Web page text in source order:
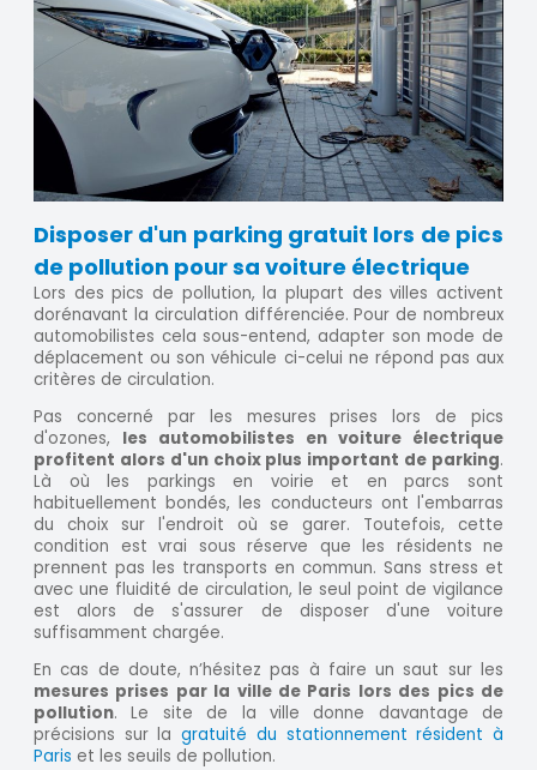
Disposer d'un parking gratuit lors de pics
de pollution pour sa voiture électrique
Lors des pics de pollution, la plupart des villes activent
dorénavant la circulation différenciée. Pour de nombreux
automobilistes cela sous-entend, adapter son mode de
déplacement ou son véhicule ci-celui ne répond pas aux
critères de circulation.
Pas concerné par les mesures prises lors de pics
d'ozones, les automobilistes en voiture électrique
profitent alors d'un choix plus important de parking.
Là où les parkings en voirie et en parcs sont
habituellement bondés, les conducteurs ont l'embarras
du choix sur l'endroit où se garer. Toutefois, cette
condition est vrai sous réserve que les résidents ne
prennent pas les transports en commun. Sans stress et
avec une fluidité de circulation, le seul point de vigilance
est alors de s'assurer de disposer d'une voiture
suffisamment chargée.
En cas de doute, n’hésitez pas à faire un saut sur les
mesures prises par la ville de Paris lors des pics de
pollution. Le site de la ville donne davantage de
précisions sur lagratuité du stationnement résident à
Paris et les seuils de pollution.